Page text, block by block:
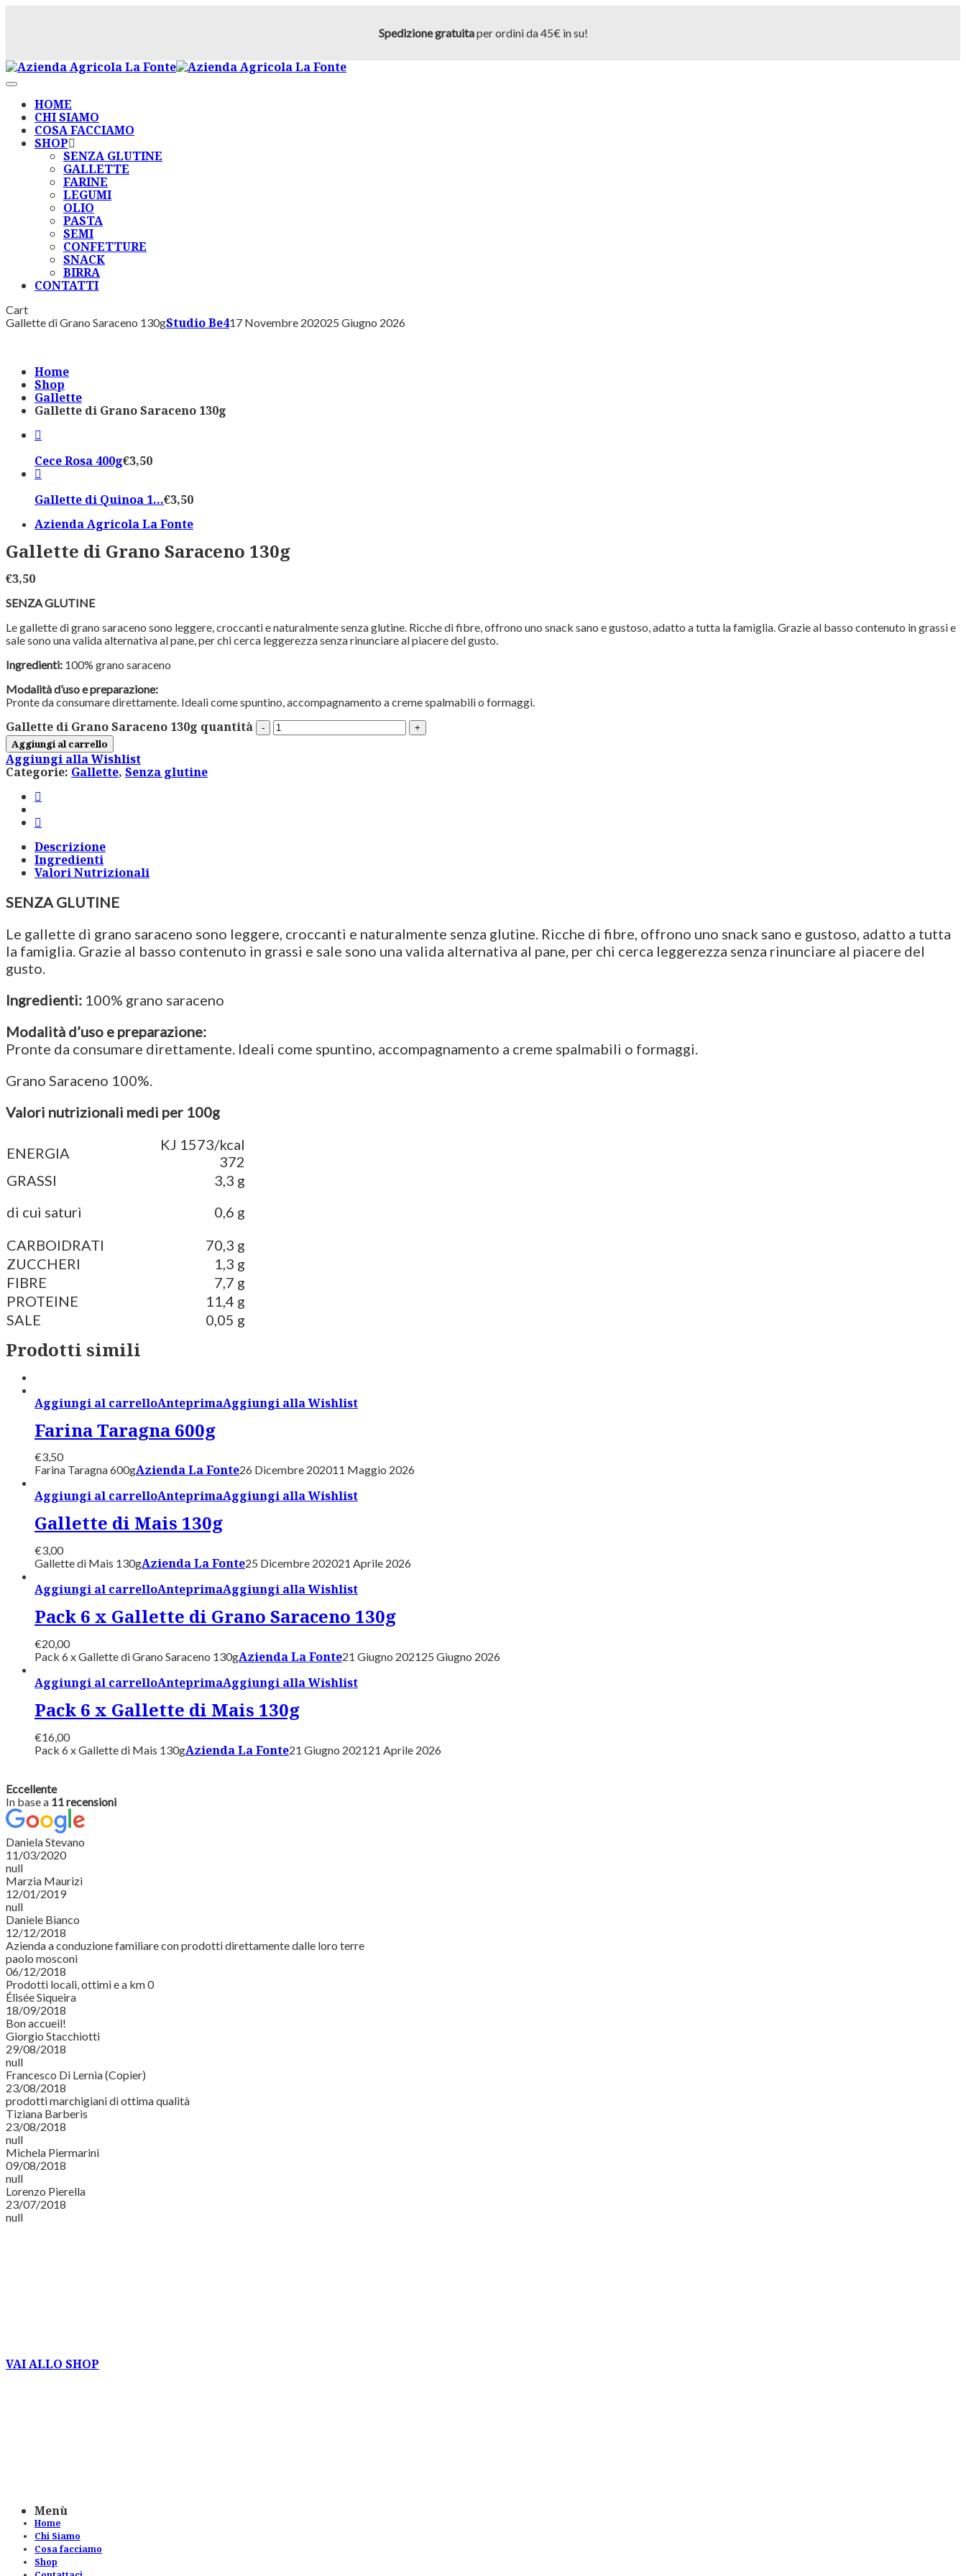
Spedizione gratuitaper ordini da 45€ in su!
HOME
CHI SIAMO
COSA FACCIAMO
SHOP
SENZA GLUTINE
GALLETTE
FARINE
LEGUMI
OLIO
PASTA
SEMI
CONFETTURE
SNACK
BIRRA
CONTATTI
Cart
Gallette di Grano Saraceno 130gStudio Be417 Novembre 202025 Giugno 2026
Home
Shop
Gallette
Gallette di Grano Saraceno 130g
Cece Rosa 400g€3,50
Gallette di Quinoa 1...€3,50
Azienda Agricola La Fonte
Gallette di Grano Saraceno 130g
€3,50
SENZA GLUTINE
Le gallette di grano saraceno sono leggere, croccanti e naturalmente senza glutine. Ricche di fibre, offrono uno snack sano e gustoso, adatto a tutta la famiglia. Grazie al basso contenuto in grassi e
sale sono una valida alternativa al pane, per chi cerca leggerezza senza rinunciare al piacere del gusto.
Ingredienti: 100% grano saraceno
Modalità d’uso e preparazione:
Pronte da consumare direttamente. Ideali come spuntino, accompagnamento a creme spalmabili o formaggi.
Gallette di Grano Saraceno 130g quantità
Aggiungi al carrello
Aggiungi alla Wishlist
Categorie: Gallette, Senza glutine
Descrizione
Ingredienti
Valori Nutrizionali
SENZA GLUTINE
Le gallette di grano saraceno sono leggere, croccanti e naturalmente senza glutine. Ricche di fibre, offrono uno snack sano e gustoso, adatto a tutta
la famiglia. Grazie al basso contenuto in grassi e sale sono una valida alternativa al pane, per chi cerca leggerezza senza rinunciare al piacere del
gusto.
Ingredienti: 100% grano saraceno
Modalità d’uso e preparazione:
Pronte da consumare direttamente. Ideali come spuntino, accompagnamento a creme spalmabili o formaggi.
Grano Saraceno 100%.
Valori nutrizionali medi per 100g
ENERGIA
KJ 1573/kcal
372
GRASSI
di cui saturi
3,3 g
0,6 g
CARBOIDRATI
70,3 g
ZUCCHERI
1,3 g
FIBRE
7,7 g
PROTEINE
11,4 g
SALE
0,05 g
Prodotti simili
Aggiungi al carrelloAnteprimaAggiungi alla Wishlist
Farina Taragna 600g
€3,50
Farina Taragna 600gAzienda La Fonte26 Dicembre 202011 Maggio 2026
Aggiungi al carrelloAnteprimaAggiungi alla Wishlist
Gallette di Mais 130g
€3,00
Gallette di Mais 130gAzienda La Fonte25 Dicembre 202021 Aprile 2026
Aggiungi al carrelloAnteprimaAggiungi alla Wishlist
Pack 6 x Gallette di Grano Saraceno 130g
€20,00
Pack 6 x Gallette di Grano Saraceno 130gAzienda La Fonte21 Giugno 202125 Giugno 2026
Aggiungi al carrelloAnteprimaAggiungi alla Wishlist
Pack 6 x Gallette di Mais 130g
€16,00
Pack 6 x Gallette di Mais 130gAzienda La Fonte21 Giugno 202121 Aprile 2026
Eccellente
In base a 11 recensioni
Daniela Stevano
11/03/2020
null
Marzia Maurizi
12/01/2019
null
Daniele Bianco
12/12/2018
Azienda a conduzione familiare con prodotti direttamente dalle loro terre
paolo mosconi
06/12/2018
Prodotti locali, ottimi e a km 0
Élisée Siqueira
18/09/2018
Bon accueil!
Giorgio Stacchiotti
29/08/2018
null
Francesco Di Lernia (Copier)
23/08/2018
prodotti marchigiani di ottima qualità
Tiziana Barberis
23/08/2018
null
Michela Piermarini
09/08/2018
null
Lorenzo Pierella
23/07/2018
null
VAI ALLO SHOP
Menù
Home
Chi Siamo
Cosa facciamo
Shop